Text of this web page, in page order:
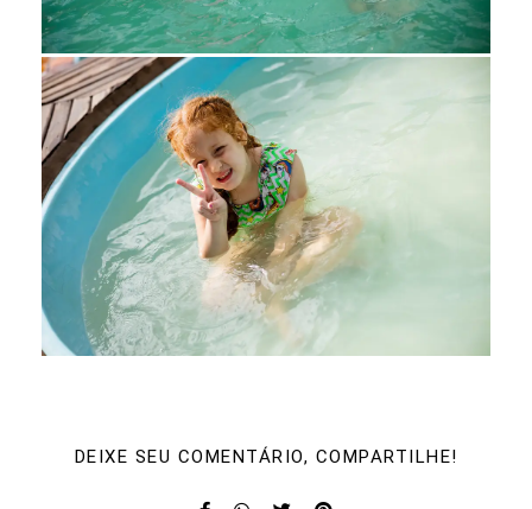
DEIXE SEU COMENTÁRIO, COMPARTILHE!